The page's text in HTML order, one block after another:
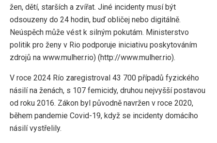
žen, dětí, starších a zvířat. Jiné incidenty musí být
odsouzeny do 24 hodin, buď obličej nebo digitálně.
Neúspěch může vést k silným pokutám. Ministerstvo
politik pro ženy v Rio podporuje iniciativu poskytováním
zdrojů na www.mulher.rio) (http://www.mulher.rio).
V roce 2024 Río zaregistroval 43 700 případů fyzického
násilí na ženách, s 107 femicidy, druhou nejvyšší postavou
od roku 2016. Zákon byl původně navržen v roce 2020,
během pandemie Covid-19, když se incidenty domácího
násilí vystřelily.